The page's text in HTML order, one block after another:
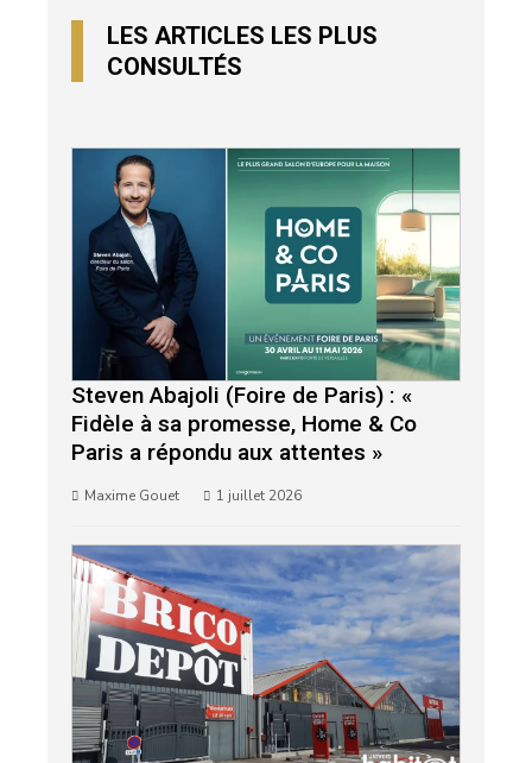
LES ARTICLES LES PLUS
CONSULTÉS
Steven Abajoli (Foire de Paris) : «
Fidèle à sa promesse, Home & Co
Paris a répondu aux attentes »
Maxime Gouet 1 juillet 2026